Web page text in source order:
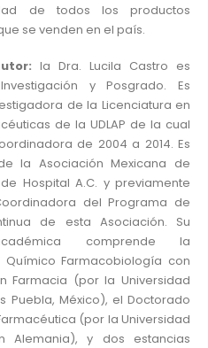
de todos los productos
se venden en el país.
la Dra. Lucila Castro es
y Posgrado. Es
de la Licenciatura en
de la UDLAP de la cual
de 2004 a 2014. Es
la Asociación Mexicana de
Hospital A.C. y previamente
del Programa de
de esta Asociación. Su
comprende la
Químico Farmacobiología con
Farmacia (por la Universidad
Puebla, México), el Doctorado
(por la Universidad
Alemania), y dos estancias